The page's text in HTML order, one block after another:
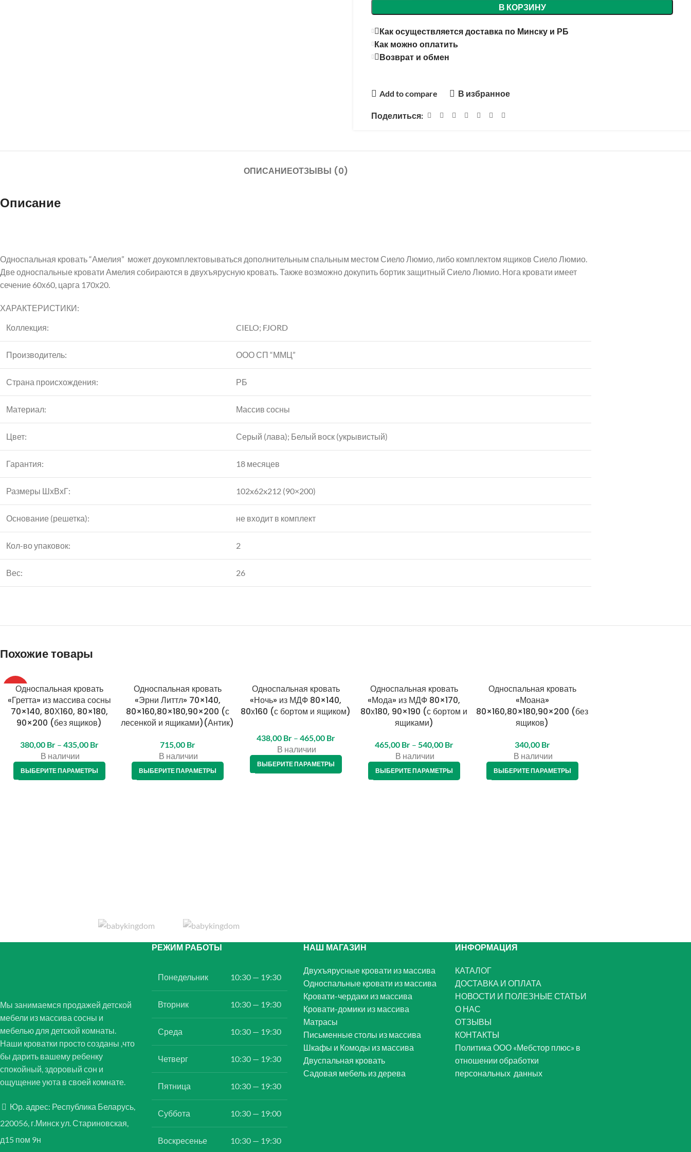
В КОРЗИНУ
Как осуществляется доставка по Минску и РБ
Как можно оплатить
Возврат и обмен
Add to compare В избранное
Поделиться:
ОПИСАНИЕОТЗЫВЫ (0)
Описание
Односпальная кровать “Амелия” может доукомплектовываться дополнительным спальным местом Сиело Люмио, либо комплектом ящиков Сиело Люмио.
Две односпальные кровати Амелия собираются в двухъярусную кровать. Также возможно докупить бортик защитный Сиело Люмио. Нога кровати имеет
сечение 60х60, царга 170х20.
ХАРАКТЕРИСТИКИ:
Коллекция:
CIELO; FJORD
Производитель: ООО СП “ММЦ”
Страна происхождения: РБ
Материал: Массив сосны
Цвет: Серый (лава); Белый воск (укрывистый)
Гарантия: 18 месяцев
Размеры ШхВхГ: 102x62x212 (90×200)
Основание (решетка): не входит в комплект
Кол-во упаковок: 2
Вес: 26
Похожие товары
ТОП
Односпальная кровать
«Гретта» из массива сосны
70×140, 80Х160, 80×180,
90×200 (без ящиков)
380,00 Br – 435,00 Br
В наличии
ВЫБЕРИТЕ ПАРАМЕТРЫ
Односпальная кровать
«Эрни Литтл» 70×140,
80×160,80×180,90×200 (с
лесенкой и ящиками)(Антик)
715,00 Br
В наличии
ВЫБЕРИТЕ ПАРАМЕТРЫ
Односпальная кровать
«Ночь» из МДФ 80×140,
80х160 (с бортом и ящиком)
438,00 Br – 465,00 Br
В наличии
ВЫБЕРИТЕ ПАРАМЕТРЫ
Односпальная кровать
«Мода» из МДФ 80×170,
80х180, 90×190 (с бортом и
ящиками)
465,00 Br – 540,00 Br
В наличии
ВЫБЕРИТЕ ПАРАМЕТРЫ
Односпальная кровать
«Моана»
80×160,80×180,90×200 (без
ящиков)
340,00 Br
В наличии
ВЫБЕРИТЕ ПАРАМЕТРЫ
Мы занимаемся продажей детской
мебели из массива сосны и
мебелью для детской комнаты.
Наши кроватки просто созданы ,что
бы дарить вашему ребенку
спокойный, здоровый сон и
ощущение уюта в своей комнате.
Юр. адрес: Республика Беларусь,
220056, г.Минск ул. Стариновская,
д15 пом 9н
РЕЖИМ РАБОТЫ
Понедельник 10:30 — 19:30
Вторник 10:30 — 19:30
Среда 10:30 — 19:30
Четверг 10:30 — 19:30
Пятница 10:30 — 19:30
Суббота 10:30 — 19:00
Воскресенье 10:30 — 19:30
НАШ МАГАЗИН
Двухъярусные кровати из массива
Односпальные кровати из массива
Кровати-чердаки из массива
Кровати-домики из массива
Матрасы
Письменные столы из массива
Шкафы и Комоды из массива
Двуспальная кровать
Садовая мебель из дерева
ИНФОРМАЦИЯ
КАТАЛОГ
ДОСТАВКА И ОПЛАТА
НОВОСТИ И ПОЛЕЗНЫЕ СТАТЬИ
О НАС
ОТЗЫВЫ
КОНТАКТЫ
Политика ООО «Мебстор плюс» в
отношении обработки
персональных данных
Instagram